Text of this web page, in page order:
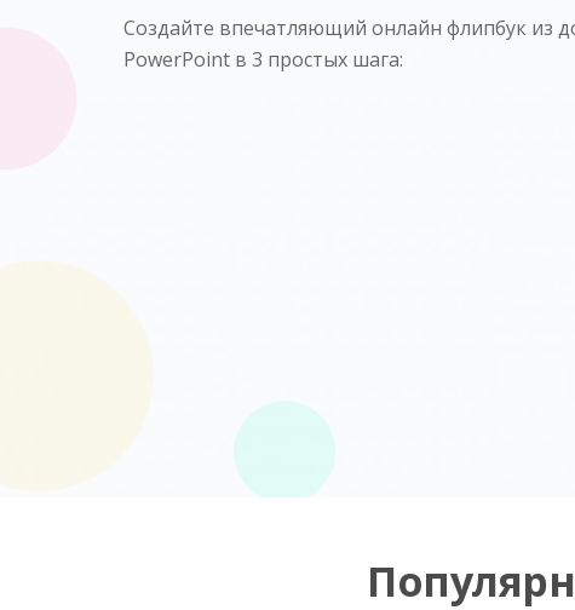
Создайте впечатляющий онлайн флипбук из
PowerPoint в 3 простых шага: